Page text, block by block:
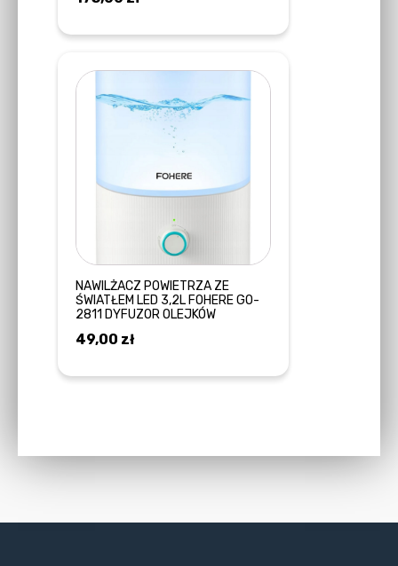
NAWILŻACZ POWIETRZA ZE
ŚWIATŁEM LED 3,2L FOHERE GO-
2811 DYFUZOR OLEJKÓW
49,00 zł